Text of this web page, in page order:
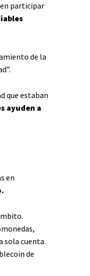
participar
de la
que estaban
ayuden a
en
sola cuenta.
de